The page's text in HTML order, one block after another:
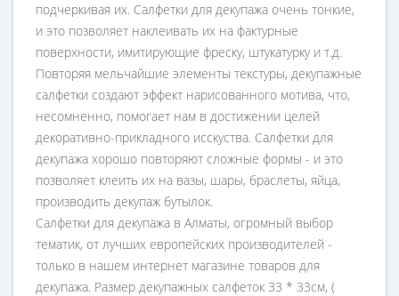
подчеркивая их. Салфетки для декупажа очень тонкие,
и это позволяет наклеивать их на фактурные
поверхности, имитирующие фреску, штукатурку и т.д.
Повторяя мельчайшие элементы текстуры, декупажные
салфетки создают эффект нарисованного мотива, что,
несомненно, помогает нам в достижении целей
декоративно-прикладного исскуства. Салфетки для
декупажа хорошо повторяют сложные формы - и это
позволяет клеить их на вазы, шары, браслеты, яйца,
производить декупаж бутылок.
Салфетки для декупажа в Алматы, огромный выбор
тематик, от лучших европейских производителей -
только в нашем интернет магазине товаров для
декупажа. Размер декупажных салфеток 33 * 33см, (